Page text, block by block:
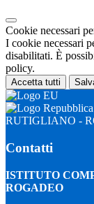
Cookie necessari
I cookie necessari
disabilitati. È
policy.
Accetta tutti
RUTIGLIANO -
Contatti
ISTITUTO
ROGADEO